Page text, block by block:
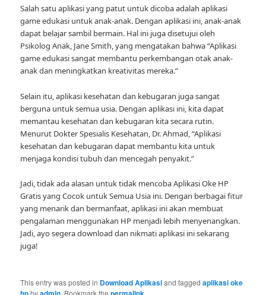
Salah satu aplikasi yang patut untuk dicoba adalah aplikasi
game edukasi untuk anak-anak. Dengan aplikasi ini, anak-anak
dapat belajar sambil bermain. Hal ini juga disetujui oleh
Psikolog Anak, Jane Smith, yang mengatakan bahwa “Aplikasi
game edukasi sangat membantu perkembangan otak anak-
anak dan meningkatkan kreativitas mereka.”
Selain itu, aplikasi kesehatan dan kebugaran juga sangat
berguna untuk semua usia. Dengan aplikasi ini, kita dapat
memantau kesehatan dan kebugaran kita secara rutin.
Menurut Dokter Spesialis Kesehatan, Dr. Ahmad, “Aplikasi
kesehatan dan kebugaran dapat membantu kita untuk
menjaga kondisi tubuh dan mencegah penyakit.”
Jadi, tidak ada alasan untuk tidak mencoba Aplikasi Oke HP
Gratis yang Cocok untuk Semua Usia ini. Dengan berbagai fitur
yang menarik dan bermanfaat, aplikasi ini akan membuat
pengalaman menggunakan HP menjadi lebih menyenangkan.
Jadi, ayo segera download dan nikmati aplikasi ini sekarang
juga!
This entry was posted in Download Aplikasiand taggedaplikasi oke
by . Bookmark the